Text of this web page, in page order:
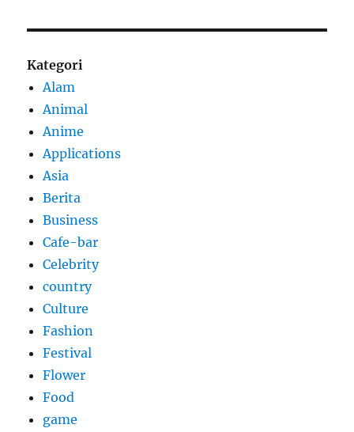
Kategori
Alam
Animal
Anime
Applications
Asia
Berita
Business
Cafe-bar
Celebrity
country
Culture
Fashion
Festival
Flower
Food
game